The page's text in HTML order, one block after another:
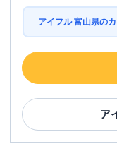
アイフル 富山県の
ア